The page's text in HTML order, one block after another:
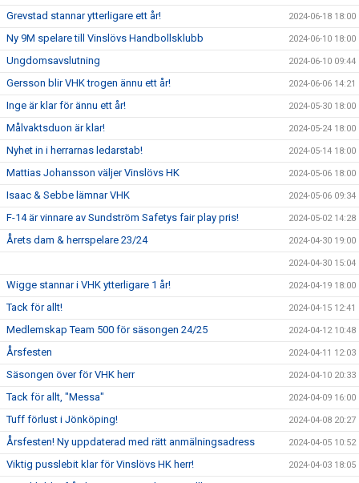
Grevstad stannar ytterligare ett år! 2024-06-18 18:00
Ny 9M spelare till Vinslövs Handbollsklubb 2024-06-10 18:00
Ungdomsavslutning 2024-06-10 09:44
Gersson blir VHK trogen ännu ett år! 2024-06-06 14:21
Inge är klar för ännu ett år! 2024-05-30 18:00
Målvaktsduon är klar! 2024-05-24 18:00
Nyhet in i herrarnas ledarstab! 2024-05-14 18:00
Mattias Johansson väljer Vinslövs HK 2024-05-06 18:00
Isaac & Sebbe lämnar VHK 2024-05-06 09:34
F-14 är vinnare av Sundström Safetys fair play pris! 2024-05-02 14:28
Årets dam & herrspelare 23/24 2024-04-30 19:00
2024-04-30 15:04
Wigge stannar i VHK ytterligare 1 år! 2024-04-19 18:00
Tack för allt! 2024-04-15 12:41
Medlemskap Team 500 för säsongen 24/25 2024-04-12 10:48
Årsfesten 2024-04-11 12:03
Säsongen över för VHK herr 2024-04-10 20:33
Tack för allt, "Messa" 2024-04-09 16:00
Tuff förlust i Jönköping! 2024-04-08 20:27
Årsfesten! Ny uppdaterad med rätt anmälningsadress 2024-04-05 10:52
Viktig pusslebit klar för Vinslövs HK herr! 2024-04-03 18:05